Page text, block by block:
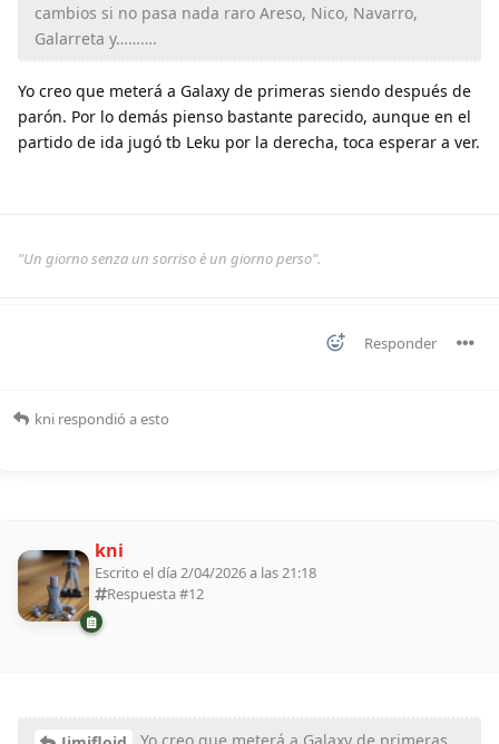
cambios si no pasa nada raro Areso, Nico, Navarro,
Galarreta y……….
Yo creo que meterá a Galaxy de primeras siendo después de
parón. Por lo demás pienso bastante parecido, aunque en el
partido de ida jugó tb Leku por la derecha, toca esperar a ver.
"Un giorno senza un sorriso è un giorno perso".
Responder
kni respondió a esto
kni
Escrito el día 2/04/2026 a las 21:18
Respuesta #12